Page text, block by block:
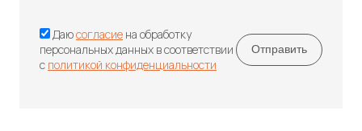
Даюсогласие на обработку
персональных данных в соответствии
с политикой конфиденциальности